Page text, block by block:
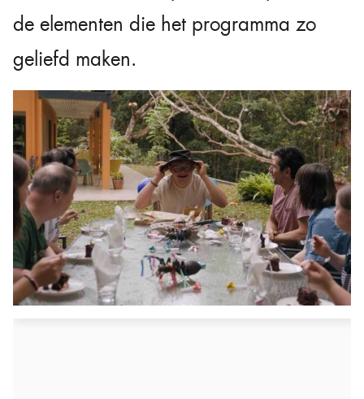
de elementen die het programma zo
geliefd maken.